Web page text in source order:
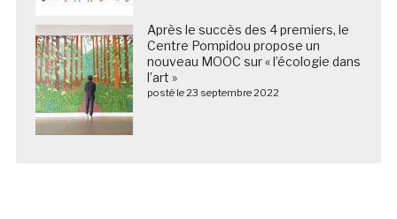
Après le succès des 4 premiers, le
Centre Pompidou propose un
nouveau MOOC sur « l’écologie dans
l’art »
posté le 23 septembre 2022